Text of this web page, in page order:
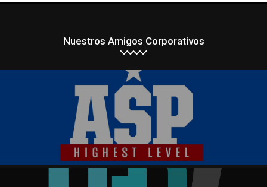
Nuestros Amigos Corporativos